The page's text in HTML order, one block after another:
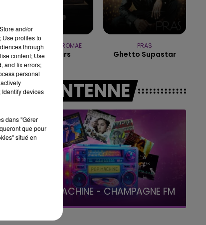
TOVE LO & STROMAE
Des Fleurs
PRAS
Ghetto Supastar
A L'ANTENNE
LA POP MACHINE - CHAMPAGNE FM
and/or
profiles to
through
content; Use
and fix errors;
personal
devices
dans "Gérer
que pour
situé en